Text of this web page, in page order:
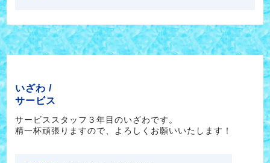
いざわ /
サービス
サービススタッフ３年目のいざわです。
精一杯頑張りますので、よろしくお願いいたします！